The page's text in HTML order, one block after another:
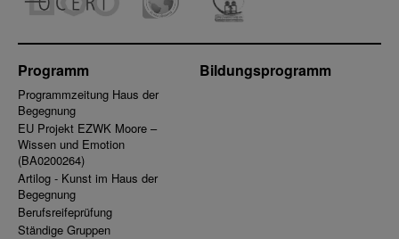
Programm
Programmzeitung Haus der
Begegnung
EU Projekt EZWK Moore –
Wissen und Emotion
(BA0200264)
Artilog - Kunst im Haus der
Begegnung
Berufsreifeprüfung
Ständige Gruppen
Bildungsprogramm